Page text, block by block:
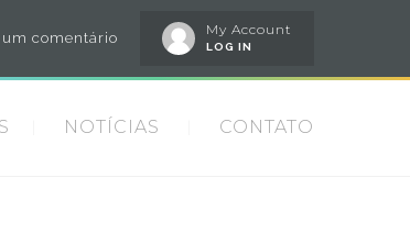
My Account
LOG IN
comentário
NOTÍCIAS CONTATO